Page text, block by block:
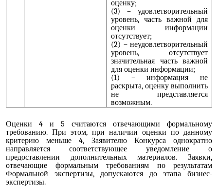
оценку;
(3) – удовлетворительный
уровень, часть важной для
оценки информации
отсутствует;
(2) – неудовлетворительный
уровень, отсутствует
значительная часть важной
для оценки информации;
(1) – информация не
раскрыта, оценку выполнить
не представляется
возможным.
Оценки 4 и 5 считаются отвечающими формальному
требованию. При этом, при наличии оценки по данному
критерию меньше 4, Заявителю Конкурса однократно
направляется соответствующее уведомление о
предоставлении дополнительных материалов. Заявки,
отвечающие формальным требованиям по результатам
Формальной экспертизы, допускаются до этапа бизнес-
экспертизы.